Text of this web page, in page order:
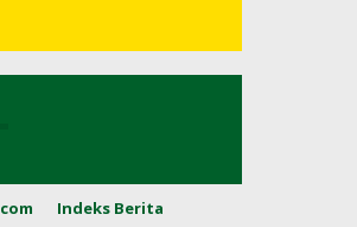
Indeks Berita